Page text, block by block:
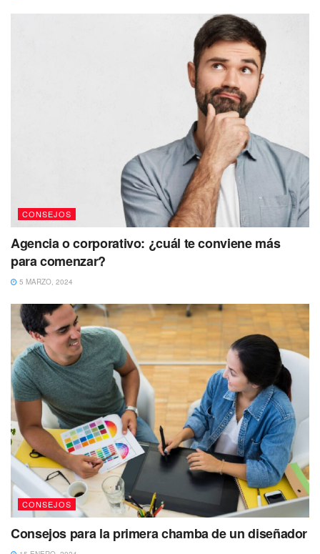
CONSEJOS
Agencia o corporativo: ¿cuál te conviene más
para comenzar?
5 MARZO, 2024
CONSEJOS
Consejos para la primera chamba de un diseñador